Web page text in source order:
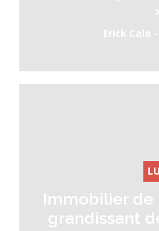
Erick Cala -
Immobilier de
grandissant